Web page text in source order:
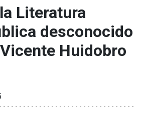
e
Literatura
desconocido
Huidobro